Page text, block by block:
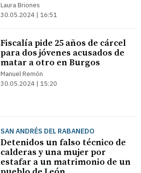
Laura Briones
30.05.2024 | 16:51
Fiscalía pide 25 años de cárcel
para dos jóvenes acusados de
matar a otro en Burgos
Manuel Remón
30.05.2024 | 15:20
SAN ANDRÉS DEL RABANEDO
Detenidos un falso técnico de
calderas y una mujer por
estafar a un matrimonio de un